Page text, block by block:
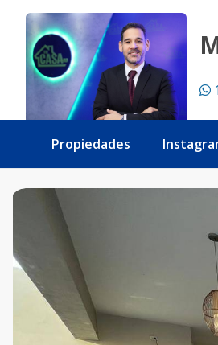
Propiedades
VENDO APTO FULL AMUEBLADO